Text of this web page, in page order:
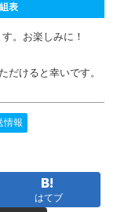
表
。お楽しみに！
だけると幸いです。
情報
はてブ